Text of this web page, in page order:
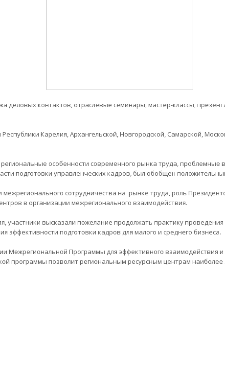
контактов, отраслевые семинары, мастер-классы,
Карелия, Архангельской, Новгородской, Самарской,
особенности современного рынка труда, проблемные
подготовки управленческих кадров, был обобщен
межрегионального сотрудничества на рынке труда, роль
в организации межрегионального взаимодействия.
высказали пожелание продолжать практику проведения
подготовки кадров для малого и среднего бизнеса.
Межрегиональной Программы для эффективного взаимодействия
программы позволит региональным ресурсным центрам